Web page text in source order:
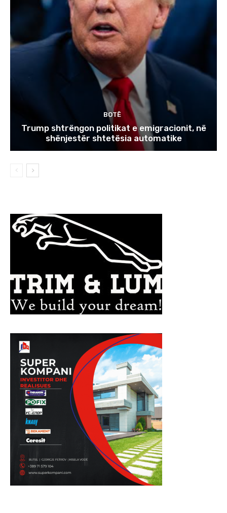
BOTË
Trump shtrëngon politikat e emigracionit, në
shënjestër shtetësia automatike